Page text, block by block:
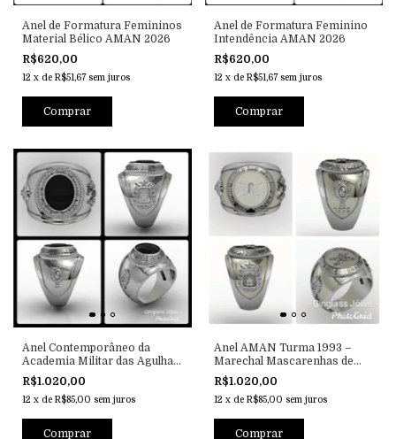
Anel de Formatura Femininos
Material Bélico AMAN 2026
R$620,00
12 x de R$51,67 sem juros
Comprar
Anel de Formatura Feminino
Intendência AMAN 2026
R$620,00
12 x de R$51,67 sem juros
Comprar
Anel Contemporâneo da
Academia Militar das Agulhas
Negras
R$1.020,00
12 x de R$85,00 sem juros
Comprar
Anel AMAN Turma 1993 –
Marechal Mascarenhas de
Moraes
R$1.020,00
12 x de R$85,00 sem juros
Comprar